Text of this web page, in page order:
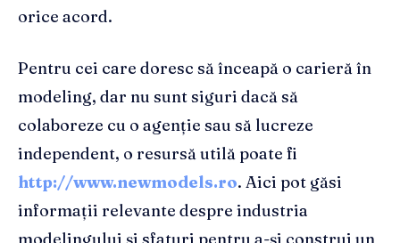
orice acord.
Pentru cei care doresc să înceapă o carieră în
modeling, dar nu sunt siguri dacă să
colaboreze cu o agenție sau să lucreze
independent, o resursă utilă poate fi
http://www.newmodels.ro. Aici pot găsi
informații relevante despre industria